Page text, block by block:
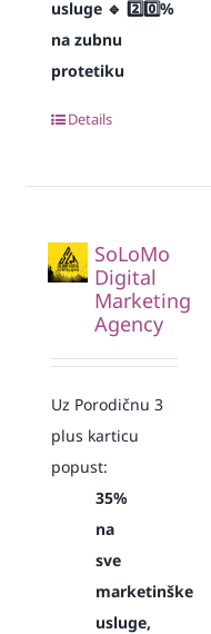
usluge 🔹 2️⃣0️⃣%
na zubnu
protetiku
Details
SoLoMo
Digital
Marketing
Agency
Uz Porodičnu 3
plus karticu
popust:
35%
na
sve
marketinške
usluge,